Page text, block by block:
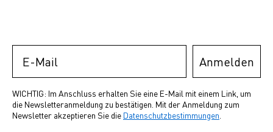
Anmelden
WICHTIG: Im Anschluss erhalten Sie eine E-Mail mit einem Link, um
die Newsletteranmeldung zu bestätigen. Mit der Anmeldung zum
Newsletter akzeptieren Sie die Datenschutzbestimmungen